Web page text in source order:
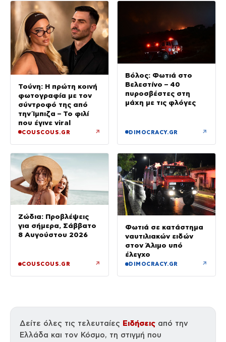
Τούνη: Η πρώτη κοινή
φωτογραφία με τον
σύντροφό της από
την Ίμπιζα – Το φιλί
που έγινε viral
COUSCOUS.GR ↗
Βόλος: Φωτιά στο
Βελεστίνο – 40
πυροσβέστες στη
μάχη με τις φλόγες
DIMOCRACY.GR ↗
Ζώδια: Προβλέψεις
για σήμερα, Σάββατο
8 Αυγούστου 2026
COUSCOUS.GR ↗
Φωτιά σε κατάστημα
ναυτιλιακών ειδών
στον Άλιμο υπό
έλεγχο
DIMOCRACY.GR ↗
Δείτε όλες τις τελευταίες Ειδήσεις από την
Ελλάδα και τον Κόσμο, τη στιγμή που